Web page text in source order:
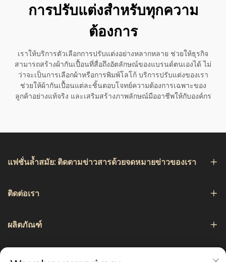
การปรับแต่งสำหรับทุกความ
ต้องการ
เราให้บริการตัวเลือกการปรับแต่งอย่างหลากหลาย ช่วยให้ธุรกิจ
สามารถสร้างผ้ากันเปื้อนที่สื่อถึงอัตลักษณ์ของแบรนด์ตนเองได้ ไม่
ว่าจะเป็นการเลือกผ้าหรือการพิมพ์โลโก้ บริการปรับแต่งของเรา
ช่วยให้ผ้ากันเปื้อนแต่ละชิ้นตอบโจทย์ความต้องการเฉพาะของ
ลูกค้าอย่างแท้จริง และเสริมสร้างภาพลักษณ์มืออาชีพให้กับองค์กร
แฟชั่นล้ำสมัย: ติดตามข่าวสารด้วยจดหมายข่าวของเรา
ติดต่อเรา
ผลิตภัณฑ์